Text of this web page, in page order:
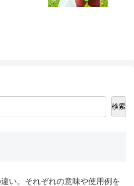
検索
違い。それぞれの意味や使用例を